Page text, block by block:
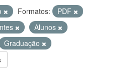
Formatos:
PDF
Alunos
Graduação